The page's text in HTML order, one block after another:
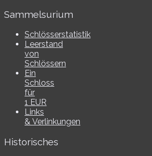
Sammelsurium
Schlösserstatistik
Leerstand
von
Schlössern
Ein
Schloss
für
1 EUR
Links
& Verlinkungen
Historisches